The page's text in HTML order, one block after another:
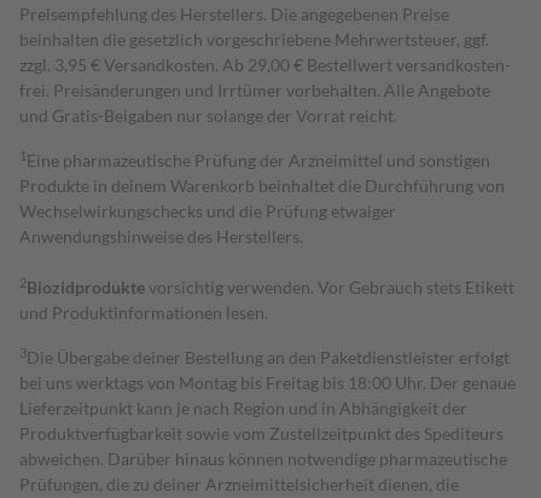
Preisempfehlung des Herstellers. Die angegebenen Preise
beinhalten die gesetzlich vorgeschriebene Mehrwertsteuer, ggf.
zzgl. 3,95 € Versandkosten. Ab 29,00 € Bestell­wert versand­kosten­
frei. Preisänderungen und Irrtümer vorbehalten. Alle Angebote
und Gratis-Beigaben nur solange der Vorrat reicht.
1 Eine pharmazeutische Prüfung der Arzneimittel und sonstigen
Produkte in deinem Warenkorb beinhaltet die Durchführung von
Wechselwirkungschecks und die Prüfung etwaiger
Anwendungshinweise des Herstellers.
2Biozidproduktevorsichtig verwenden. Vor Gebrauch stets Etikett
und Produktinformationen lesen.
3Die Übergabe deiner Bestellung an den Paketdienstleister erfolgt
bei uns werktags von Montag bis Freitag bis 18:00 Uhr. Der genaue
Lieferzeitpunkt kann je nach Region und in Abhängigkeit der
Produktverfügbarkeit sowie vom Zustellzeitpunkt des Spediteurs
abweichen. Darüber hinaus können notwendige pharmazeutische
Prüfungen, die zu deiner Arzneimittelsicherheit dienen, die